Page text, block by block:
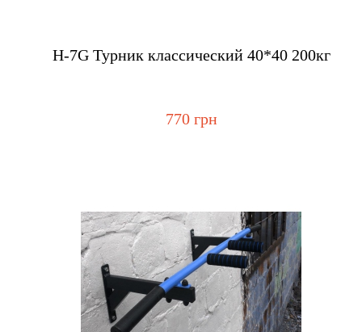
H-7G Турник классический 40*40 200кг
770 грн